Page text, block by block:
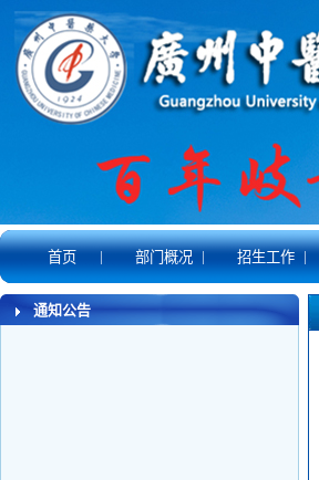
首页 | 部门概况 | 招生工作 |
通知公告